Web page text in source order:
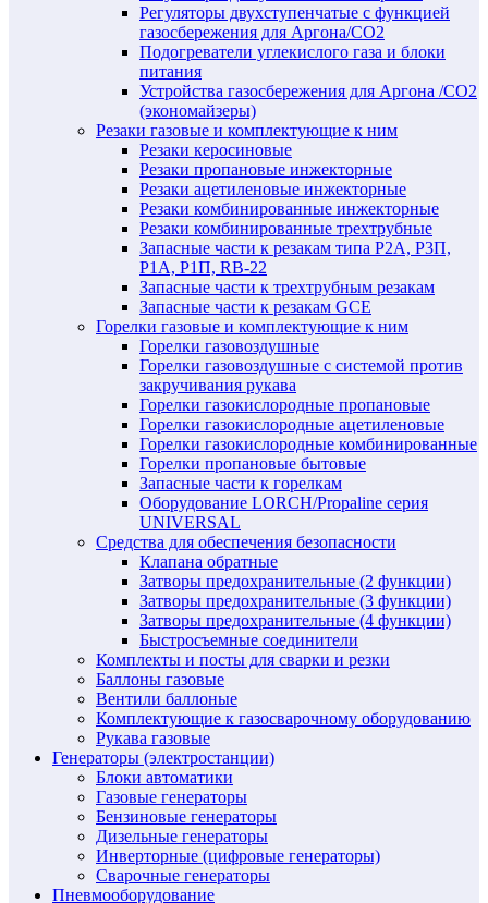
Регуляторы двухступенчатые c функцией
газосбережения для Аргона/СО2
Подогреватели углекислого газа и блоки
питания
Устройства газосбережения для Аргона /СО2
(экономайзеры)
Резаки газовые и комплектующие к ним
Резаки керосиновые
Резаки пропановые инжекторные
Резаки ацетиленовые инжекторные
Резаки комбинированные инжекторные
Резаки комбинированные трехтрубные
Запасные части к резакам типа Р2А, Р3П,
Р1А, Р1П, RB-22
Запасные части к трехтрубным резакам
Запасные части к резакам GCE
Горелки газовые и комплектующие к ним
Горелки газовоздушные
Горелки газовоздушные с системой против
закручивания рукава
Горелки газокислородные пропановые
Горелки газокислородные ацетиленовые
Горелки газокислородные комбинированные
Горелки пропановые бытовые
Запасные части к горелкам
Оборудование LORCH/Propaline серия
UNIVERSAL
Средства для обеспечения безопасности
Клапана обратные
Затворы предохранительные (2 функции)
Затворы предохранительные (3 функции)
Затворы предохранительные (4 функции)
Быстросъемные соединители
Комплекты и посты для сварки и резки
Баллоны газовые
Вентили баллоные
Комплектующие к газосварочному оборудованию
Рукава газовые
Генераторы (электростанции)
Блоки автоматики
Газовые генераторы
Бензиновые генераторы
Дизельные генераторы
Инверторные (цифровые генераторы)
Сварочные генераторы
Пневмооборудование